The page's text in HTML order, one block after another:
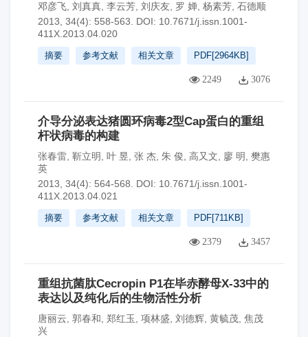
邓彦飞 刘真真 李云芳 刘庆友 罗 婵 杨素芳 石德顺
2013, 34(4): 558-563.
DOI: 10.7671/j.issn.1001-
411X.2013.04.020
摘要 参考文献 相关文章 PDF[2964KB]
2249 3076
介导分泌表达猪圆环病毒2型Cap蛋白的重组
杆状病毒的构建
张春雷 靳立明 叶 昱 张 杰 朱 俊 高又文 廖 明
樊惠
英
2013, 34(4): 564-568.
DOI: 10.7671/j.issn.1001-
411X.2013.04.021
摘要 参考文献 相关文章 PDF[711KB]
2379 3457
重组抗菌肽Cecropin P1在毕赤酵母X-33中的
表达以及纯化后的生物活性分析
唐丽云 郭春和 郑红玉 项林盛 刘德辉 黄毓茂 焦茂
兴